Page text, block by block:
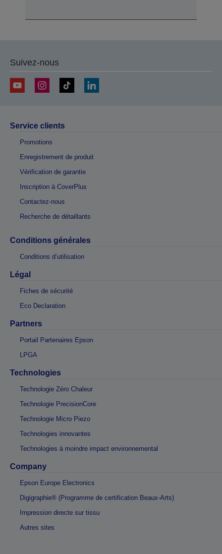
Suivez-nous
Service clients
Promotions
Enregistrement de produit
Vérification de garantie
Inscription à CoverPlus
Contactez-nous
Recherche de détaillants
Conditions générales
Conditions d’utilisation
Légal
Fiches de sécurité
Eco Declaration
Partners
Portail Partenaires Epson
LPGA
Technologies
Technologie Zéro Chaleur
Technologie PrecisionCore
Technologie Micro Piezo
Technologies innovantes
Technologies à moindre impact environnemental
Company
Epson Europe Electronics
Digigraphie® (Programme de certification Beaux-Arts)
Impression directe sur tissu
Autres sites